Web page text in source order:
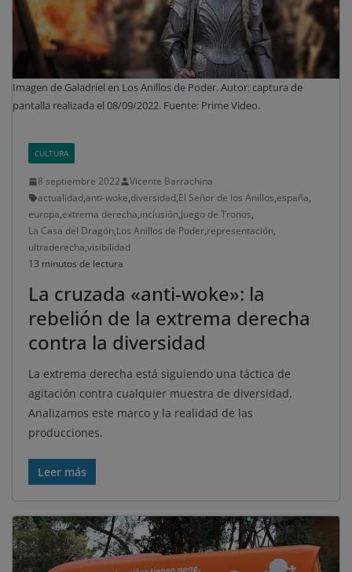
Imagen de Galadriel en Los Anillos de Poder. Autor: captura de
pantalla realizada el 08/09/2022. Fuente: Prime Video.
CULTURA
8 septiembre 2022
Vicente Barrachina
actualidad,anti-woke,diversidad,El Señor de los Anillos,españa,
europa,extrema derecha,inclusión,Juego de Tronos,
La Casa del Dragón,Los Anillos de Poder,representación,
ultraderecha,visibilidad
13 minutos de lectura
La cruzada «anti-woke»: la
rebelión de la extrema derecha
contra la diversidad
La extrema derecha está siguiendo una táctica de
agitación contra cualquier muestra de diversidad.
Analizamos este marco y la realidad de las
producciones.
Leer más